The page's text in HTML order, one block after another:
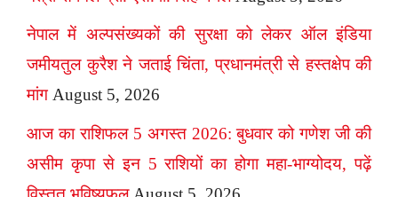
नेपाल में अल्पसंख्यकों की सुरक्षा को लेकर ऑल इंडिया
जमीयतुल कुरैश ने जताई चिंता, प्रधानमंत्री से हस्तक्षेप की
मांग August 5, 2026
आज का राशिफल 5 अगस्त 2026: बुधवार को गणेश जी की
असीम कृपा से इन 5 राशियों का होगा महा-भाग्योदय, पढ़ें